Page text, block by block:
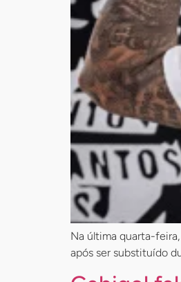
Na última quarta-
após ser substituído